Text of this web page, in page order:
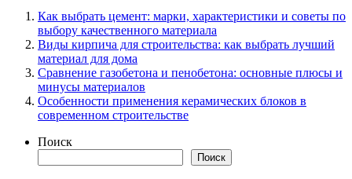
Как выбрать цемент: марки, характеристики и советы по
выбору качественного материала
Виды кирпича для строительства: как выбрать лучший
материал для дома
Сравнение газобетона и пенобетона: основные плюсы и
минусы материалов
Особенности применения керамических блоков в
современном строительстве
Поиск
Поиск